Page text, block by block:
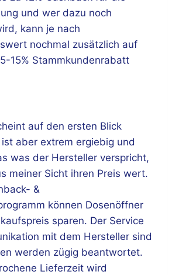
und wer dazu noch
kann je nach
nochmal zusätzlich auf
15% Stammkundenrabatt
auf den ersten Blick
aber extrem ergiebig und
was der Hersteller verspricht,
meiner Sicht ihren Preis wert.
&
können Dosenöffner
sparen. Der Service
mit dem Hersteller sind
werden zügig beantwortet.
Lieferzeit wird